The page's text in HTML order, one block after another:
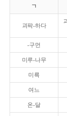
ㄱ
괴팍-하다
-구먼
미루-나무
미륵
여느
온-달